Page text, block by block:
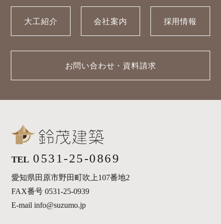
大工紹介 会社案内 採用情報
お問い合わせ・資料請求
TEL 0531-25-0869
愛知県田原市野田町吹上107番地2
FAX番号 0531-25-0939
E-mail info@suzumo.jp